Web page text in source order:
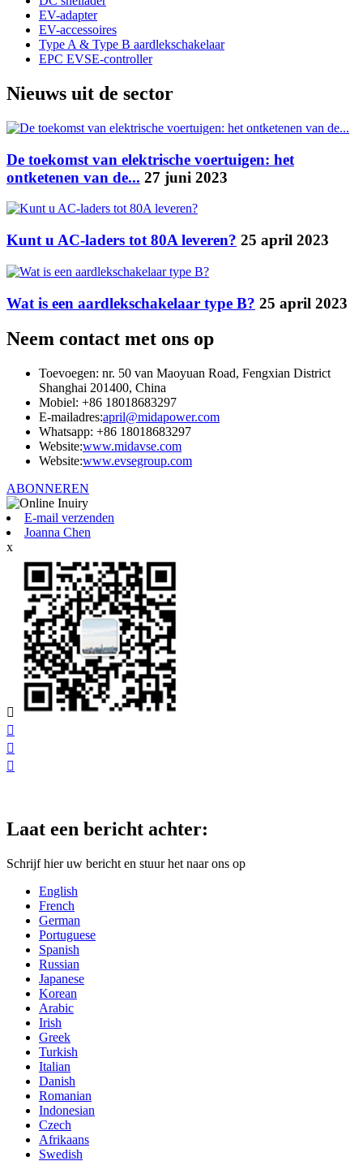
EV-adapter
EV-accessoires
Type A & Type B aardlekschakelaar
EPC EVSE-controller
Nieuws uit de sector
De toekomst van elektrische voertuigen: het
ontketenen van de... 27 juni 2023
Kunt u AC-laders tot 80A leveren? 25 april 2023
Wat is een aardlekschakelaar type B? 25 april 2023
Neem contact met ons op
Toevoegen: nr. 50 van Maoyuan Road, Fengxian District
Shanghai 201400, China
Mobiel: +86 18018683297
E-mailadres:april@midapower.com
Whatsapp: +86 18018683297
Website:www.midavse.com
Website:www.evsegroup.com
ABONNEREN
E-mail verzenden
Joanna Chen
x




Laat een bericht achter:
Schrijf hier uw bericht en stuur het naar ons op
English
French
German
Portuguese
Spanish
Russian
Japanese
Korean
Arabic
Irish
Greek
Turkish
Italian
Danish
Romanian
Indonesian
Czech
Afrikaans
Swedish